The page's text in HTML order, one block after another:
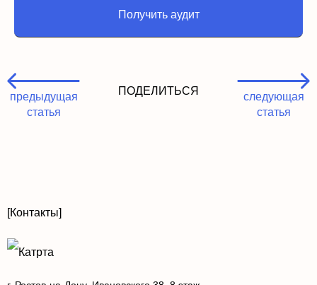
Получить аудит
предыдущая
статья
ПОДЕЛИТЬСЯ
следующая
статья
[Контакты]